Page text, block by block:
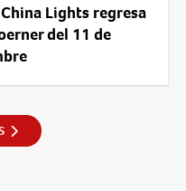
Lights regresa
del 11 de